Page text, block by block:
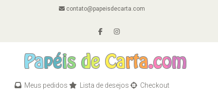
contato@papeisdecarta.com
Meus pedidos Lista de desejos
Checkout